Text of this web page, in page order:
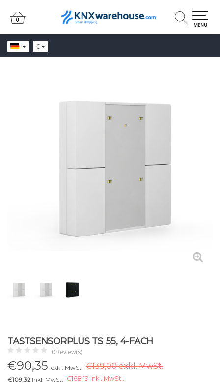
€
0
0
MENU
TASTSENSORPLUS TS 55, 4-FACH
0 Review(s)
€90,35 exkl. MwSt. €139,00 exkl. MwSt.
€109,32 Inkl. MwSt. €168,19 Inkl. MwSt..